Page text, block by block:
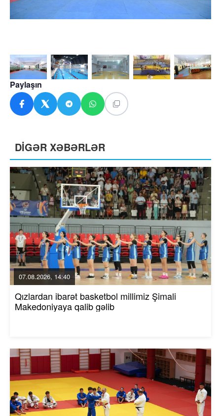
Paylaşın
DİGƏR XƏBƏRLƏR
07.08.2026, 14:40
Qızlardan ibarət basketbol millimiz Şimali
Makedoniyaya qalib gəlib